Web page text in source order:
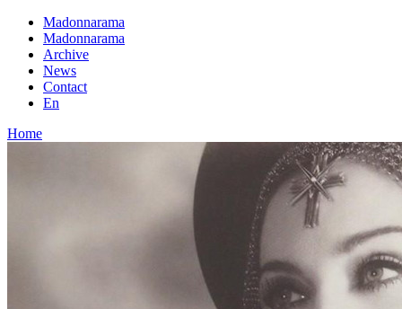
Madonnarama
Madonnarama
Archive
News
Contact
En
Home